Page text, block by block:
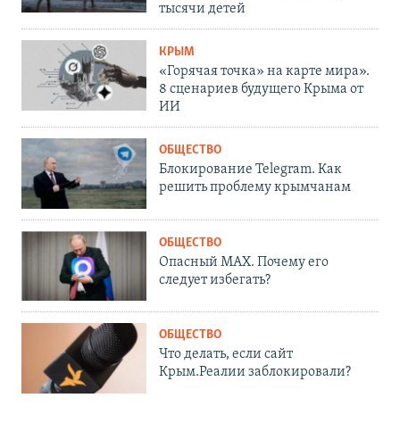
тысячи детей
КРЫМ
«Горячая точка» на карте мира».
8 сценариев будущего Крыма от
ИИ
ОБЩЕСТВО
Блокирование Telegram. Как
решить проблему крымчанам
ОБЩЕСТВО
Опасный MAX. Почему его
следует избегать?
ОБЩЕСТВО
Что делать, если сайт
Крым.Реалии заблокировали?